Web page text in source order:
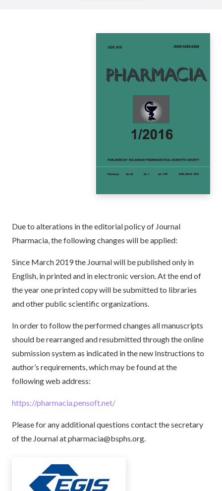
Due to alterations in the editorial policy of Journal
Pharmacia, the following changes will be applied:
Since March 2019 the Journal will be published only in
English, in printed and in electronic version. At the end of
the year one printed copy will be submitted to libraries
and other public scientific organizations.
In order to follow the performed changes all manuscripts
should be rearranged and resubmitted through the online
submission system as indicated in the new Instructions to
author’s requirements, which may be found at the
following web address:
https://pharmacia.pensoft.net/
Please for any additional questions contact the secretary
of the Journal at pharmacia@bsphs.org.